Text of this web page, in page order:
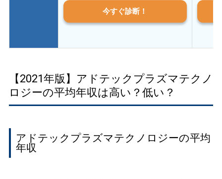
今すぐ診断！
【2021年版】アドテックプラズマテクノ
ロジーの平均年収は高い？低い？
アドテックプラズマテクノロジーの平均
年収